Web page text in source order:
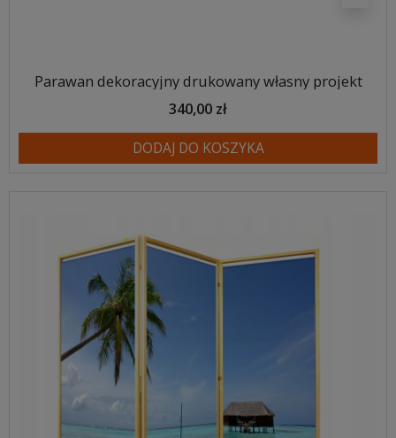
Parawan dekoracyjny drukowany własny projekt
340,00 zł
DODAJ DO KOSZYKA